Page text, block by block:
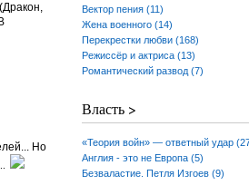
(Дракон,
Но
Вектор пения (11)
Жена военного (14)
Перекрестки любви (168)
Режиссёр и актриса (13)
Романтический развод (7)
Власть >
«Теория войн» — ответный удар
Англия - это не Европа (5)
Безваластие. Петля Изгоев (9)